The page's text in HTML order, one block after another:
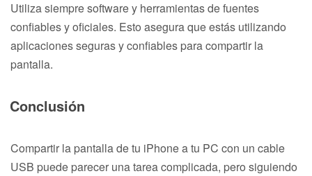
Utiliza siempre software y herramientas de fuentes
confiables y oficiales. Esto asegura que estás utilizando
aplicaciones seguras y confiables para compartir la
pantalla.
Conclusión
Compartir la pantalla de tu iPhone a tu PC con un cable
USB puede parecer una tarea complicada, pero siguiendo